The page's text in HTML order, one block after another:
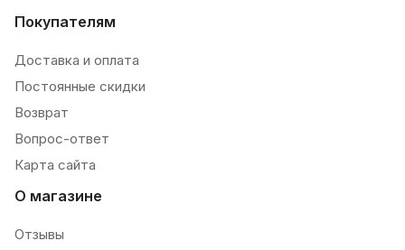
Покупателям
Доставка и оплата
Постоянные скидки
Возврат
Вопрос-ответ
Карта сайта
О магазине
Отзывы